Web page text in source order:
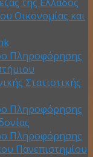
της Ελλάδος
Οικονομίας και
Πληροφόρησης
Στατιστικής
Πληροφόρησης
Πληροφόρησης
Πανεπιστημίου